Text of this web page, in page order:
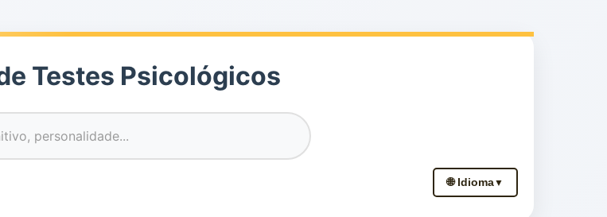
Testes Psicológicos
🌐 Idioma▼